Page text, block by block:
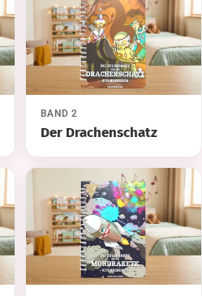
BAND 2
Der Drachenschatz